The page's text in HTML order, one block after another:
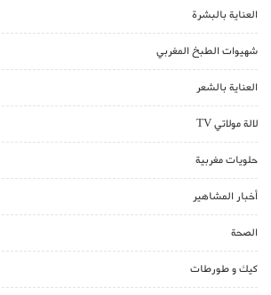
العناية بالبشرة
شهيوات الطبخ المغربي
العناية بالشعر
لالة مولاتي TV
حلويات مغربية
أخبار المشاهير
الصحة
كيك و طورطات